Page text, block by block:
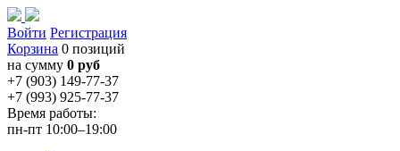
Войти Регистрация
Корзина 0 позиций
на сумму 0 руб
+7 (903) 149-77-37
+7 (993) 925-77-37
Время работы:
пн-пт 10:00–19:00